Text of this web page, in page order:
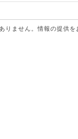
りません。情報の提供